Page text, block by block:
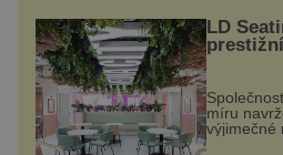
LD
míru
výjimečné
areálu